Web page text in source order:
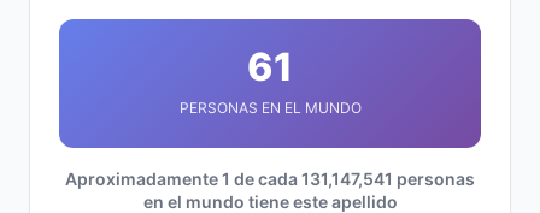
61
PERSONAS EN EL MUNDO
Aproximadamente 1 de cada 131,147,541 personas
en el mundo tiene este apellido